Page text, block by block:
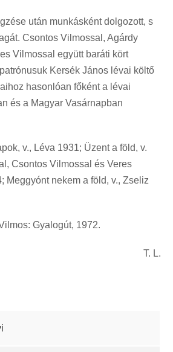
után munkásként dolgozott, s
Csontos Vilmossal, Agárdy
Vilmossal együtt baráti kört
Kersék János lévai költő
hasonlóan főként a lévai
és a Magyar Vasárnapban
v., Léva 1931; Üzent a föld, v.
Csontos Vilmossal és Veres
Meggyónt nekem a föld, v., Zseliz
Gyalogút, 1972.
T. L.